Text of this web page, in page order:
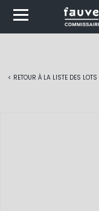
< RETOUR À LA LISTE DES LOTS